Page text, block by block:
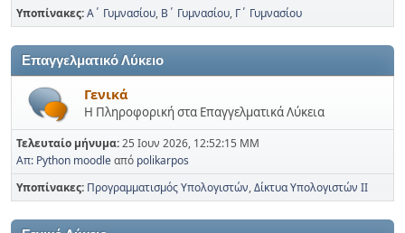
Υποπίνακες Α΄ Γυμνασίου Β΄ Γυμνασίου Γ΄ Γυμνασίου
Επαγγελματικό Λύκειο
Γενικά
Η Πληροφορική στα Επαγγελματικά Λύκεια
Τελευταίο μήνυμα:25 Ιουν 2026, 12:52:15 ΜΜ
Απ: Python moodleαπό polikarpos
Υποπίνακες Προγραμματισμός Υπολογιστών Δίκτυα Υπολογιστών ΙΙ